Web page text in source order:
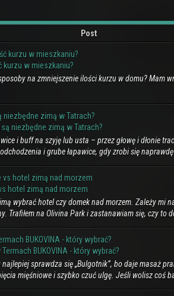
Post
kurzu w mieszkaniu?
kurzu w mieszkaniu?
na zmniejszenie ilości kurzu w domu? Mam
niezbędne zimą w Tatrach?
niezbędne zimą w Tatrach?
i buff na szyję lub usta – przez głowę i dłonie
i grube łapawice, gdy zrobi się naprawdę
vs hotel zimą nad morzem
hotel zimą nad morzem
wybrać hotel czy domek nad morzem. Zależy mi
Trafiłem na Olivina Park i zastanawiam się, czy to
BUKOVINA - który wybrać?
BUKOVINA - który wybrać?
sprawdza się „Bulgotnik”, bo daje masaż
mięśniowe i szybko czuć ulgę. Jeśli wolisz coś